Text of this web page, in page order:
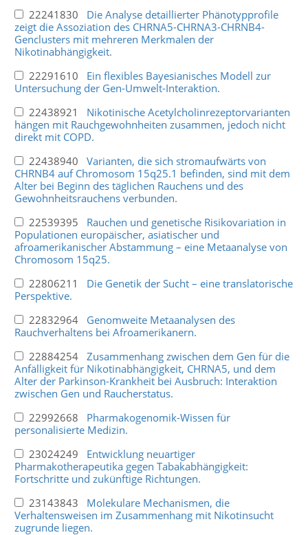
22241830 Die Analyse detaillierter Phänotypprofile
zeigt die Assoziation des CHRNA5-CHRNA3-CHRNB4-
Genclusters mit mehreren Merkmalen der
Nikotinabhängigkeit.
22291610 Ein flexibles Bayesianisches Modell zur
Untersuchung der Gen-Umwelt-Interaktion.
22438921 Nikotinische Acetylcholinrezeptorvarianten
hängen mit Rauchgewohnheiten zusammen, jedoch nicht
direkt mit COPD.
22438940 Varianten, die sich stromaufwärts von
CHRNB4 auf Chromosom 15q25.1 befinden, sind mit dem
Alter bei Beginn des täglichen Rauchens und des
Gewohnheitsrauchens verbunden.
22539395 Rauchen und genetische Risikovariation in
Populationen europäischer, asiatischer und
afroamerikanischer Abstammung – eine Metaanalyse von
Chromosom 15q25.
22806211 Die Genetik der Sucht – eine translatorische
Perspektive.
22832964 Genomweite Metaanalysen des
Rauchverhaltens bei Afroamerikanern.
22884254 Zusammenhang zwischen dem Gen für die
Anfälligkeit für Nikotinabhängigkeit, CHRNA5, und dem
Alter der Parkinson-Krankheit bei Ausbruch: Interaktion
zwischen Gen und Raucherstatus.
22992668 Pharmakogenomik-Wissen für
personalisierte Medizin.
23024249 Entwicklung neuartiger
Pharmakotherapeutika gegen Tabakabhängigkeit:
Fortschritte und zukünftige Richtungen.
23143843 Molekulare Mechanismen, die
Verhaltensweisen im Zusammenhang mit Nikotinsucht
zugrunde liegen.